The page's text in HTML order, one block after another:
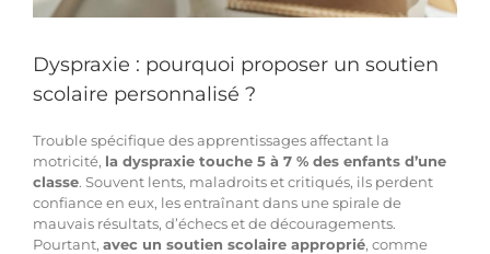
Espace membre
Dyspraxie : pourquoi proposer un soutien
scolaire personnalisé ?
Trouble spécifique des apprentissages affectant la
motricité, la dyspraxie touche 5 à 7 % des enfants d’une
classe. Souvent lents, maladroits et critiqués, ils perdent
confiance en eux, les entraînant dans une spirale de
mauvais résultats, d’échecs et de découragements.
Pourtant, avec un soutien scolaire approprié, comme